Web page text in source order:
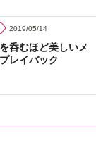
2019/05/14
呑むほど美しいメ
レイバック